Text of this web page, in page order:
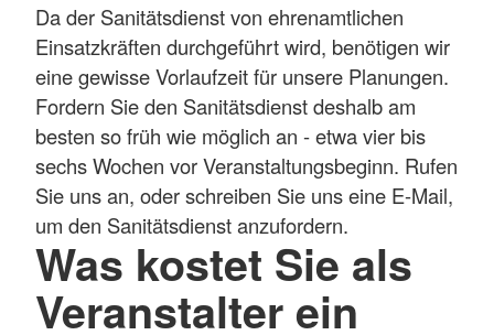
Da der Sanitätsdienst von ehrenamtlichen
Einsatzkräften durchgeführt wird, benötigen wir
eine gewisse Vorlaufzeit für unsere Planungen.
Fordern Sie den Sanitätsdienst deshalb am
besten so früh wie möglich an - etwa vier bis
sechs Wochen vor Veranstaltungsbeginn. Rufen
Sie uns an, oder schreiben Sie uns eine E-Mail,
um den Sanitätsdienst anzufordern.
Was kostet Sie als
Veranstalter ein